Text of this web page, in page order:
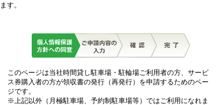
ます。
このページは当社時間貸し駐車場・駐輪場ご利用者の方、サービ
ス券購入者の方が領収書の発行（再発行）を申請するためのペー
ジです。
※上記以外（月極駐車場、予約制駐車場等）ではご利用になれま